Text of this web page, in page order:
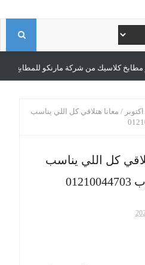
ا
مطابخ كلاسيك من شركة مارنكو للمطابخ
اكتوبر / معانا هتلاقي كل اللي يناسب
كل اللي يناسب